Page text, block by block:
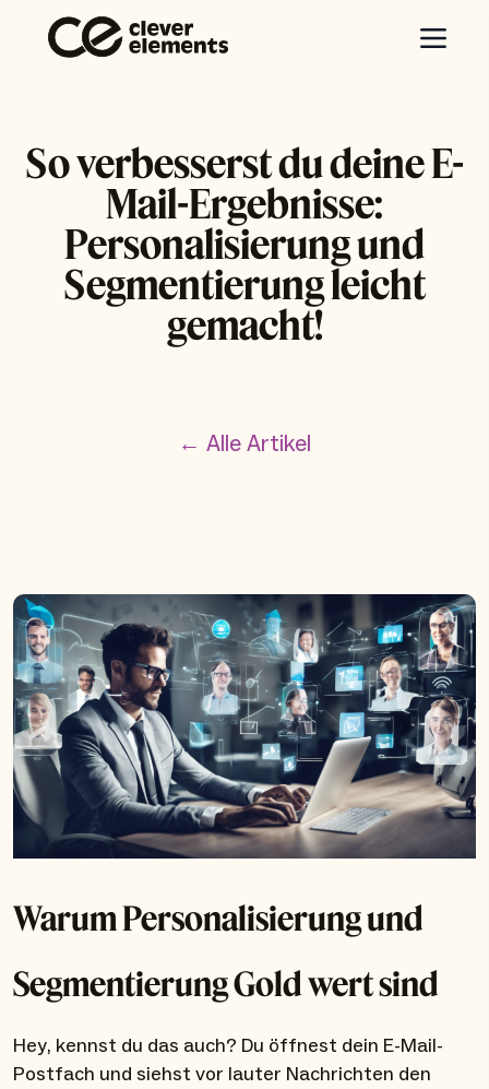
So verbesserst du deine E-
Mail-Ergebnisse:
Personalisierung und
Segmentierung leicht
gemacht!
← Alle Artikel
Warum Personalisierung und
Segmentierung Gold wert sind
Hey, kennst du das auch? Du öffnest dein E-Mail-
Postfach und siehst vor lauter Nachrichten den